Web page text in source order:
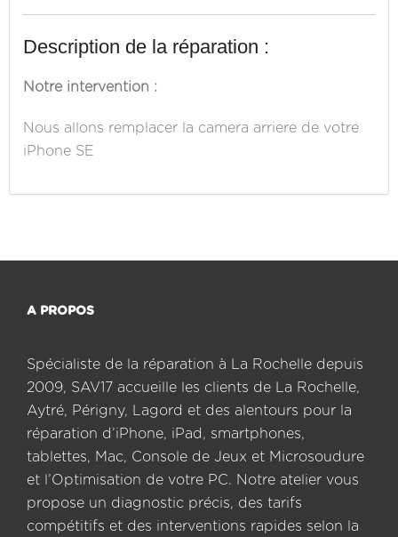
Description de la réparation :
Notre intervention :
Nous allons remplacer la camera arriere de votre
iPhone SE
A PROPOS
Spécialiste de la réparation à La Rochelle depuis
2009, SAV17 accueille les clients de La Rochelle,
Aytré, Périgny, Lagord et des alentours pour la
réparation d’iPhone, iPad, smartphones,
tablettes, Mac, Console de Jeux et Microsoudure
et l’Optimisation de votre PC. Notre atelier vous
propose un diagnostic précis, des tarifs
compétitifs et des interventions rapides selon la